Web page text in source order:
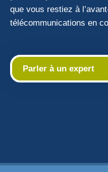
que vous restiez à
télécommunications en
Parler à un expert